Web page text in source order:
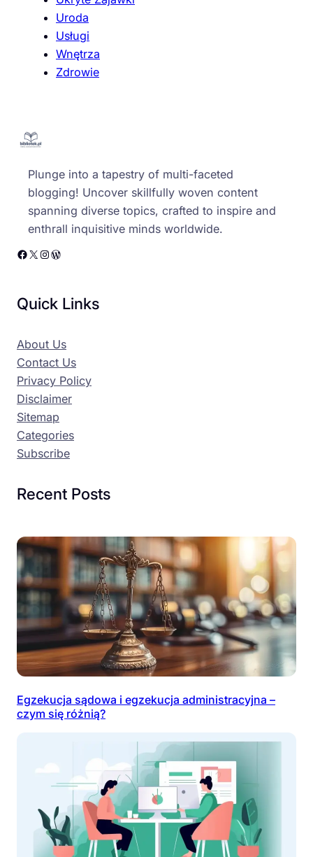
Uroda
Usługi
Wnętrza
Zdrowie
Plunge into a tapestry of multi-faceted
blogging! Uncover skillfully woven content
spanning diverse topics, crafted to inspire and
enthrall inquisitive minds worldwide.
Facebook X Instagram WordPress
Quick Links
About Us
Contact Us
Privacy Policy
Disclaimer
Sitemap
Categories
Subscribe
Recent Posts
Egzekucja sądowa i egzekucja administracyjna –
czym się różnią?